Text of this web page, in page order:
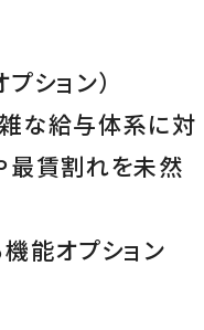
プション）
な給与体系に対
最賃割れを未然
機能オプション